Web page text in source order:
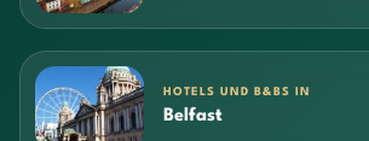
HOTELS UND B&BS IN
Belfast